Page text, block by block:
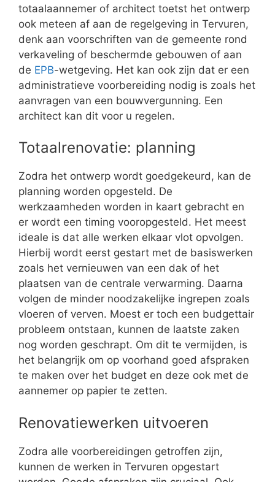
totaalaannemer of architect toetst het ontwerp
ook meteen af aan de regelgeving in Tervuren,
denk aan voorschriften van de gemeente rond
verkaveling of beschermde gebouwen of aan
de EPB-wetgeving. Het kan ook zijn dat er een
administratieve voorbereiding nodig is zoals het
aanvragen van een bouwvergunning. Een
architect kan dit voor u regelen.
Totaalrenovatie: planning
Zodra het ontwerp wordt goedgekeurd, kan de
planning worden opgesteld. De
werkzaamheden worden in kaart gebracht en
er wordt een timing vooropgesteld. Het meest
ideale is dat alle werken elkaar vlot opvolgen.
Hierbij wordt eerst gestart met de basiswerken
zoals het vernieuwen van een dak of het
plaatsen van de centrale verwarming. Daarna
volgen de minder noodzakelijke ingrepen zoals
vloeren of verven. Moest er toch een budgettair
probleem ontstaan, kunnen de laatste zaken
nog worden geschrapt. Om dit te vermijden, is
het belangrijk om op voorhand goed afspraken
te maken over het budget en deze ook met de
aannemer op papier te zetten.
Renovatiewerken uitvoeren
Zodra alle voorbereidingen getroffen zijn,
kunnen de werken in Tervuren opgestart